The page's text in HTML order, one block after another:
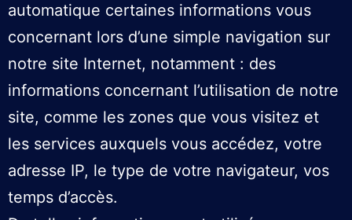
automatique certaines informations vous
concernant lors d’une simple navigation sur
notre site Internet, notamment : des
informations concernant l’utilisation de notre
site, comme les zones que vous visitez et
les services auxquels vous accédez, votre
adresse IP, le type de votre navigateur, vos
temps d’accès.